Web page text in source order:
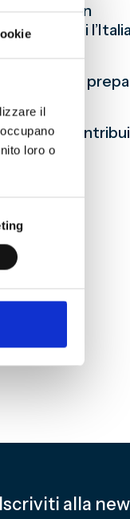
il
loro o
Duce. Con
in cui
e
hanno
Iscriviti alla